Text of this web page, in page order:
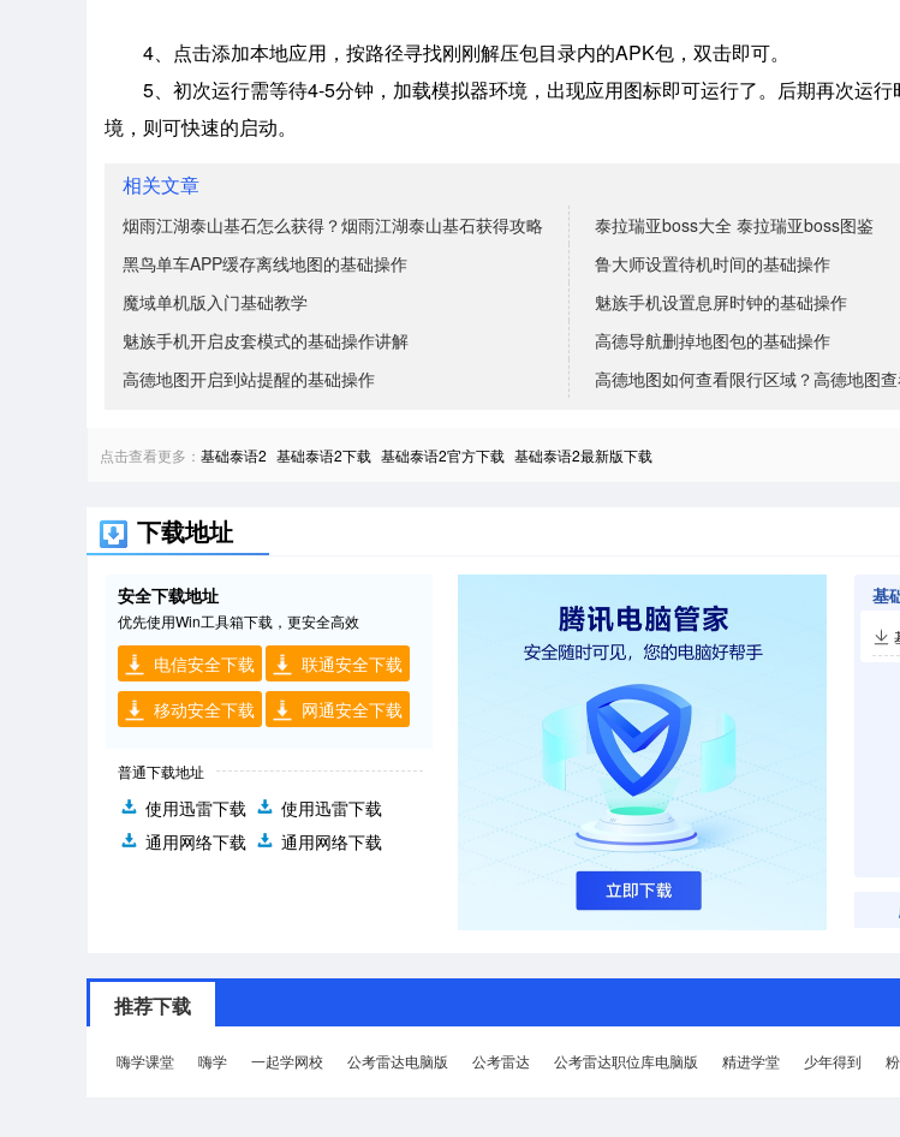
4、点击添加本地应用，按路径寻找刚刚解压包目录内的APK包，双击即可。
5、初次运行需等待4-5分钟，加载模拟器环境，出现应用图标即可运行了。 后期再次运
境，则可快速的启动。
相关文章
烟雨江湖泰山基石怎么获得？烟雨江湖泰山基石获得攻略
泰拉瑞亚boss大全 泰拉瑞亚boss图鉴​
黑鸟单车APP缓存离线地图的基础操作
鲁大师设置待机时间的基础操作
魔域单机版入门基础教学
魅族手机设置息屏时钟的基础操作
魅族手机开启皮套模式的基础操作讲解
高德导航删掉地图包的基础操作
高德地图开启到站提醒的基础操作
点击查看更多： 基础泰语2 基础泰语2下载 基础泰语2官方下载 基础泰语2最新版下载
下载地址
安全下载地址
优先使用Win工具箱下载，更安全高效
电信安全下载
联通安全下载
移动安全下载
网通安全下载
普通下载地址
使用迅雷下载
使用迅雷下载
通用网络下载
通用网络下载
推荐下载
嗨学课堂 嗨学 一起学网校 公考雷达电脑版 公考雷达 公考雷达职位库电脑版 精进学堂 少年得到